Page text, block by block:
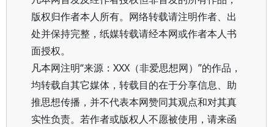
版权归作者本人所有。网络转载请注明作者、出
处并保持完整，纸媒转载请经本网或作者本人书
面授权。
凡本网注明“来源：XXX（非爱思想网）”的作品，
均转载自其它媒体，转载目的在于分享信息、助
推思想传播，并不代表本网赞同其观点和对其真
实性负责。若作者或版权人不愿被使用，请来函